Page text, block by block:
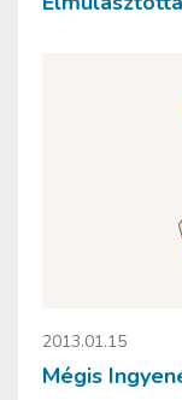
2013.01.15
Mégis